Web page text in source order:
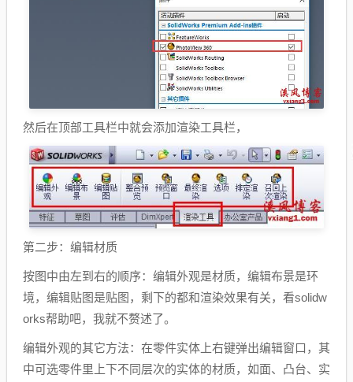
然后在顶部工具栏中就会添加渲染工具栏，
第二步：编辑材质
按图中由左到右的顺序：编辑外观是材质，编辑布景是环
境，编辑贴图是贴图，剩下的都和渲染效果有关，看solidw
orks帮助吧，我就不赘述了。
编辑外观的其它方法：在零件实体上右键弹出编辑窗口，其
中可选零件里上下不同层次的实体的材质，如面、凸台、实